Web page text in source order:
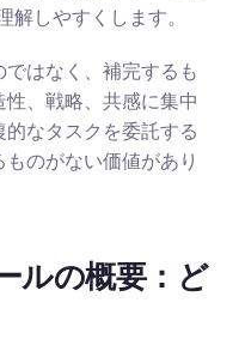
しやすくします。
はなく、補完するも
、戦略、共感に集中
なタスクを委託する
のがない価値があり
ルの概要：ど